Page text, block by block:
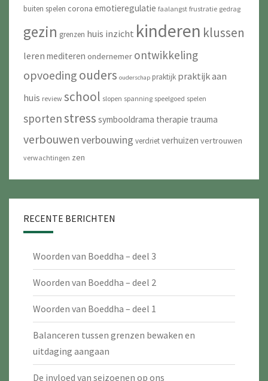
buiten spelen corona emotieregulatie faalangst frustratie gedrag
gezin grenzen huis inzicht kinderen klussen
leren mediteren ondernemer ontwikkeling
opvoeding ouders ouderschap praktijk praktijk aan
huis review school slopen spanning speelgoed spelen
sportenstress symbooldrama therapie trauma
verbouwenverbouwing verdrietverhuizen vertrouwen
verwachtingen zen
RECENTE BERICHTEN
Woorden van Boeddha – deel 3
Woorden van Boeddha – deel 2
Woorden van Boeddha – deel 1
Balanceren tussen grenzen bewaken en
uitdaging aangaan
De invloed van seizoenen op ons